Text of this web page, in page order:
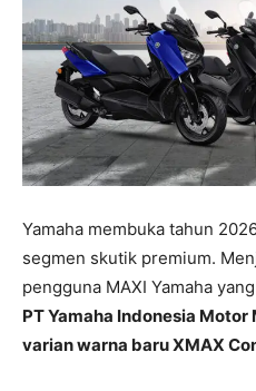
Yamaha membuka tahun
segmen skutik premium.
pengguna MAXI Yamaha
PT Yamaha Indonesia Motor
varian warna baru XMAX